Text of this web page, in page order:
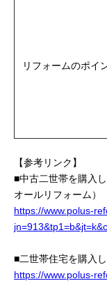
リフォームのポイ
【参考リンク】
■中古二世帯を購入
オールリフォーム）
https://www.polus-
■二世帯住宅を購入
https://www.polus-